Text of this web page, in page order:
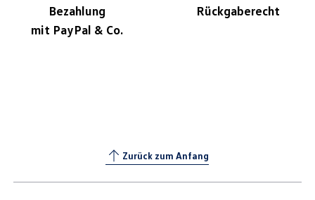
Bezahlung
mit PayPal & Co.
Rückgaberecht
Zurück zum Anfang